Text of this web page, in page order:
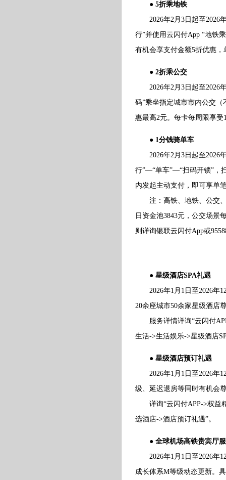
● 5折乘地铁
2026年2月3日起至2026年
行”并使用云闪付App “地铁
有机会享支付金额5折优惠
● 2折乘公交
2026年2月3日起至2026年
码”乘坐指定城市市内公交
惠最高2元。每卡每周限享受
● 1分钱骑单车
2026年2月3日起至2026年
行”—“单车”—“扫码开锁”，
内发起主动支付，即可享单
注：高铁、地铁、公交、
日资金池3843元，公交场景
则详询银联云闪付App或
● 星级酒店SPA礼遇
2026年1月1日至2026年12
20余座城市50余家星级酒店
服务详情详询“云闪付
生活->生活娱乐->星级酒店
● 星级酒店预订礼遇
2026年1月1日至2026年12
级、延迟退房等同时有机会
详询“云闪付APP->权益精
选酒店->酒店预订礼遇”。
● 全球机场高铁贵宾厅
2026年1月1日至2026年12
成长体系M等级动态更新。